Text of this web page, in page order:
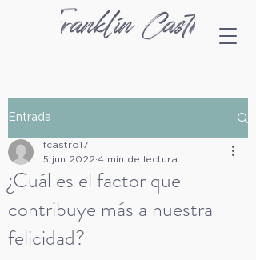
Entrada
¿Cuál es el factor que
contribuye más a nuestra
felicidad?
fcastro17
5 jun 2022 4 min de lectura